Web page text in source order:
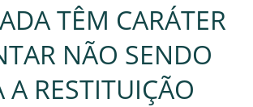
TÊM CARÁTER
NÃO SENDO
A RESTITUIÇÃO